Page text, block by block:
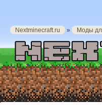
Nextminecraft.ru » Моды